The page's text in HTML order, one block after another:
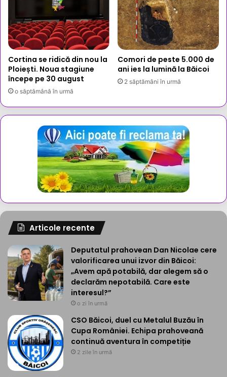
Cortina se ridică din nou la
Ploiești. Noua stagiune
începe pe 30 august
o săptămână în urmă
Comori de peste 5.000 de
ani ies la lumină la Băicoi
2 săptămâni în urmă
Articole recente
Deputatul prahovean Dan Nicolae cere
valorificarea unui izvor din Băicoi:
„Avem apă potabilă, dar alegem să o
declarăm nepotabilă. Care este
interesul?”
o zi în urmă
CSO Băicoi, duel cu Metalul Buzău în
Cupa României. Echipa prahoveană
continuă aventura în competiție
2 zile în urmă